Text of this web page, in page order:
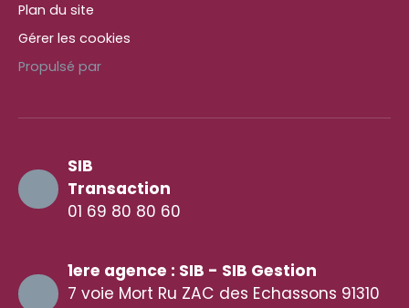
Plan du site
Gérer les cookies
Propulsé par
SIB
Transaction
01 69 80 80 60
1ere agence : SIB - SIB Gestion
7 voie Mort Ru ZAC des Echassons 91310